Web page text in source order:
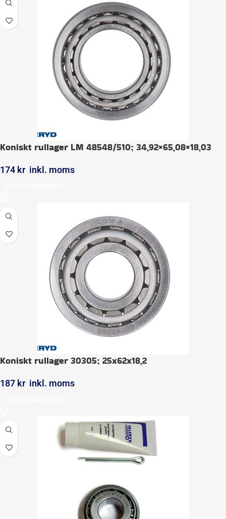
Koniskt rullager LM 48548/510; 34,92×65,08×18,03
174 kr inkl. moms
Koniskt rullager 30305; 25x62x18,2
187 kr inkl. moms